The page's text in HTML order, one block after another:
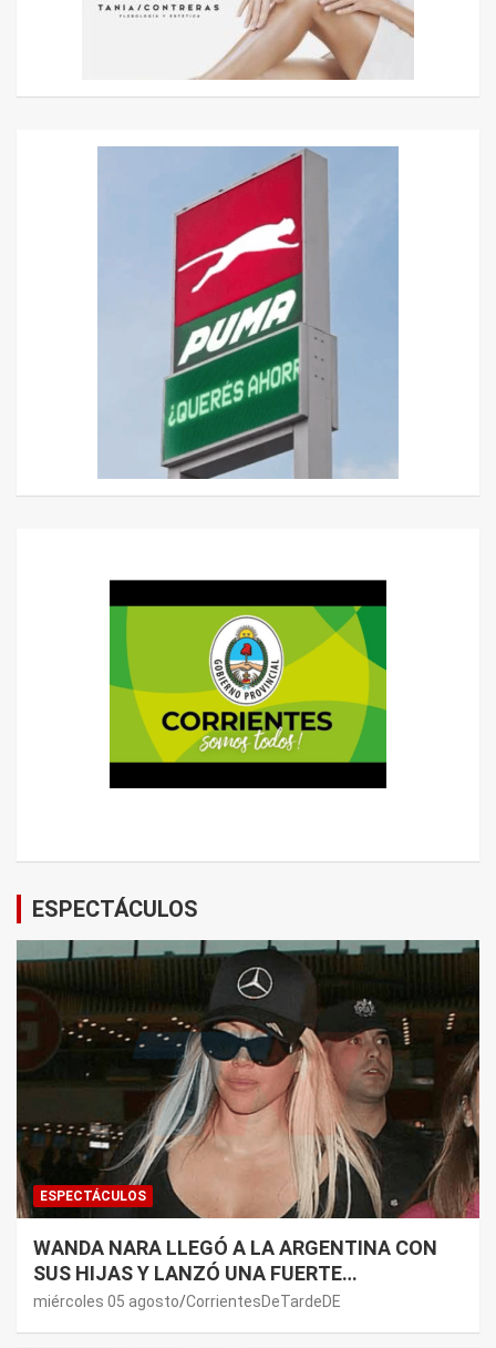
ESPECTÁCULOS
ESPECTÁCULOS
WANDA NARA LLEGÓ A LA ARGENTINA CON
SUS HIJAS Y LANZÓ UNA FUERTE
PREMONICIÓN SOBRE MAURO ICARDI
miércoles 05 agosto CorrientesDeTardeDE